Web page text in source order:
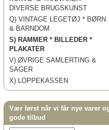
DIVERSE BRUGSKUNST
Q) VINTAGE LEGETØJ * BØRN
& BARNDOM
S) RAMMER * BILLEDER *
PLAKATER
V) ØVRIGE SAMLERTING &
SAGER
X) LOPPEKASSEN
Vær først når vi får nye varer
gode tilbud